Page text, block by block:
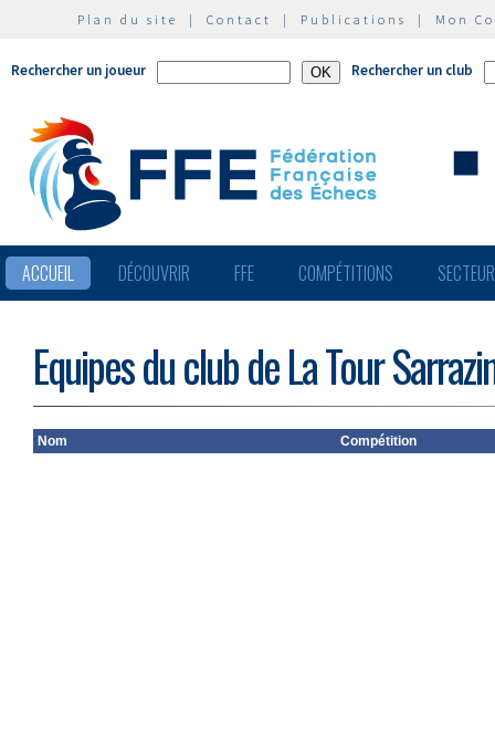
Plan du site | Contact | Publications | Mon
Rechercher un joueur Rechercher un club
ACCUEIL DÉCOUVRIR FFE COMPÉTITIONS
Equipes du club de La Tour
Nom Compétition